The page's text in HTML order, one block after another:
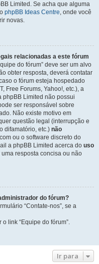
Limited. Se acha que alguma
phpBB Ideas Centre, onde você
novas.
relacionadas a este fórum
do fórum” deve ser um alvo
obter resposta, deverá contatar
o fórum esteja hospedado
Free Forums, Yahoo!, etc.), a
phpBB Limited não possui
ser responsável sobre
Não existe motivo em
questão legal (interrupção e
difamatório, etc.) não
ou o software discreto do
a phpBB Limited acerca do uso
resposta concisa ou não
do fórum?
“Contate-nos”, se a
link “Equipe do fórum”.
Ir para